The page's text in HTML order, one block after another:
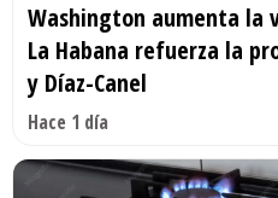
Washington aumenta la
La Habana refuerza la
y Díaz-Canel
Hace 1 día